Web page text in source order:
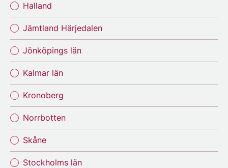
Halland
Jämtland Härjedalen
Jönköpings län
Kalmar län
Kronoberg
Norrbotten
Skåne
Stockholms län